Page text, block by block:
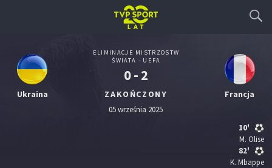
Ukraina
ELIMINACJE MISTRZOSTW
ŚWIATA - UEFA
0 - 2
ZAKOŃCZONY
05 września 2025
Francja
10'
M. Olise
82'
K. Mbappe